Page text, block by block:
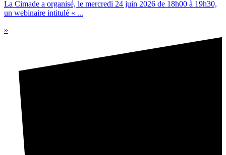
La Cimade a organisé, le mercredi 24 juin 2026 de 18h00 à 19h30,
un webinaire intitulé « ...
»